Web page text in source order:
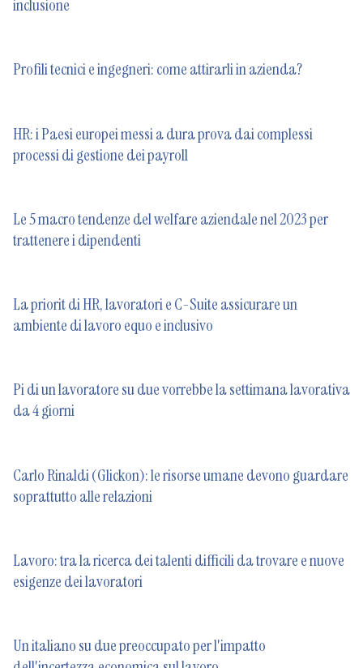
inclusione
Profili tecnici e ingegneri: come attirarli in azienda?
HR: i Paesi europei messi a dura prova dai complessi
processi di gestione dei payroll
Le 5 macro tendenze del welfare aziendale nel 2023 per
trattenere i dipendenti
La priorit di HR, lavoratori e C-Suite assicurare un
ambiente di lavoro equo e inclusivo
Pi di un lavoratore su due vorrebbe la settimana lavorativa
da 4 giorni
Carlo Rinaldi (Glickon): le risorse umane devono guardare
soprattutto alle relazioni
Lavoro: tra la ricerca dei talenti difficili da trovare e nuove
esigenze dei lavoratori
Un italiano su due preoccupato per l'impatto